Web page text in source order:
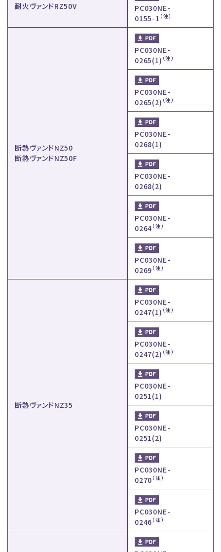
耐火ヴァンドRZ50V
PC030NE-
0155-1 （注）
断熱ヴァンドNZ50
断熱ヴァンドNZ50F
PC030NE-
0265(1) （注）
PC030NE-
0265(2) （注）
PC030NE-
0268(1)
PC030NE-
0268(2)
PC030NE-
0264 （注）
PC030NE-
0269 （注）
断熱ヴァンドNZ35
PC030NE-
0247(1) （注）
PC030NE-
0247(2) （注）
PC030NE-
0251(1)
PC030NE-
0251(2)
PC030NE-
0270 （注）
PC030NE-
0246 （注）